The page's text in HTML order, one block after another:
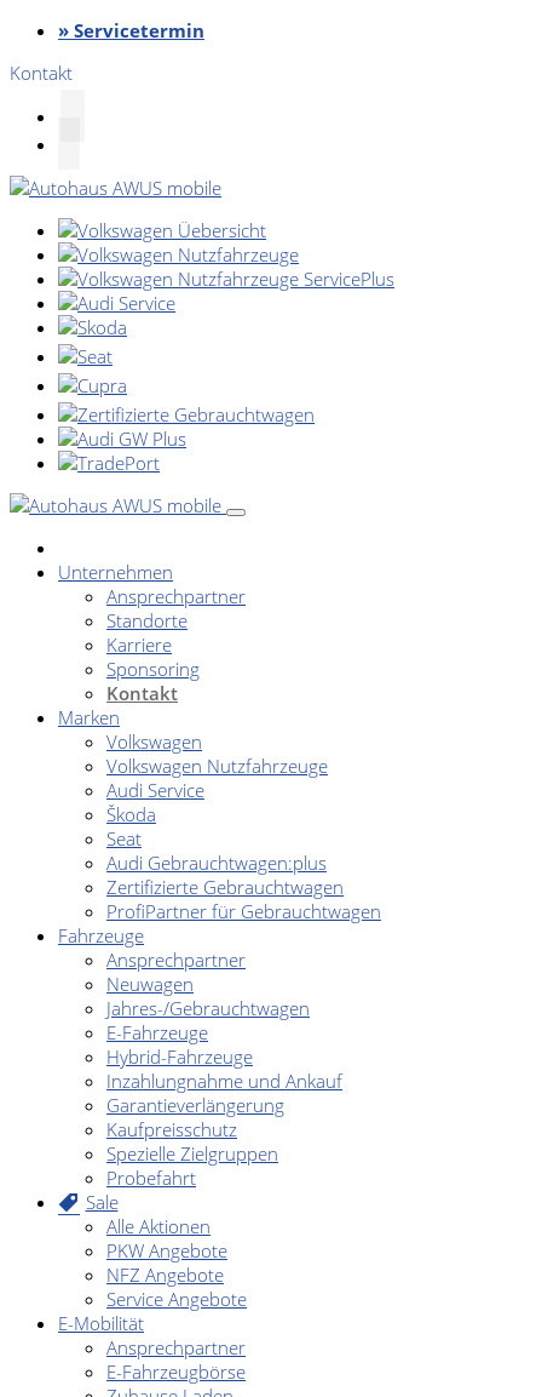
» Servicetermin
Kontakt
Unternehmen
Ansprechpartner
Standorte
Karriere
Sponsoring
Kontakt
Marken
Volkswagen
Volkswagen Nutzfahrzeuge
Audi Service
Škoda
Seat
Audi Gebrauchtwagen:plus
Zertifizierte Gebrauchtwagen
ProfiPartner für Gebrauchtwagen
Fahrzeuge
Ansprechpartner
Neuwagen
Jahres-/Gebrauchtwagen
E-Fahrzeuge
Hybrid-Fahrzeuge
Inzahlungnahme und Ankauf
Garantieverlängerung
Kaufpreisschutz
Spezielle Zielgruppen
Probefahrt
Sale
Alle Aktionen
PKW Angebote
NFZ Angebote
Service Angebote
E-Mobilität
Ansprechpartner
E-Fahrzeugbörse